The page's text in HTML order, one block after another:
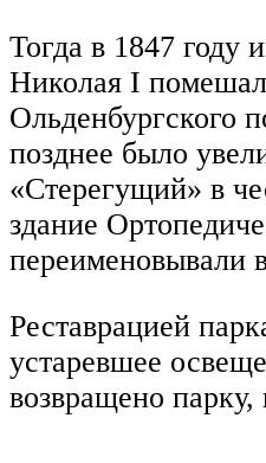
Тогда в 1847 году
Николая I
Ольденбургского
позднее было
«Стерегущий» в
здание
переименовывали
Реставрацией
устаревшее
возвращено